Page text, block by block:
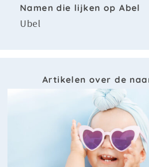
Namen die lijken op Abel
Ubel
Artikelen over de